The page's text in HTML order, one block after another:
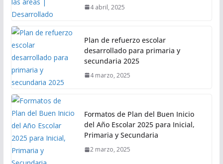
4 abril, 2025
Plan de refuerzo escolar
desarrollado para primaria y
secundaria 2025
4 marzo, 2025
Formatos de Plan del Buen Inicio
del Año Escolar 2025 para Inicial,
Primaria y Secundaria
2 marzo, 2025